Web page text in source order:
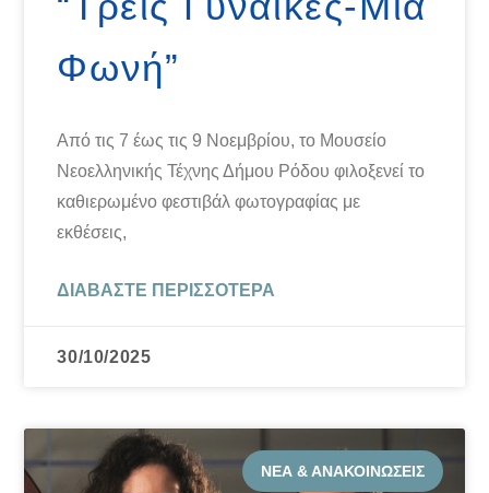
Φωνή”
Από τις 7 έως τις 9 Νοεμβρίου, το Μουσείο
Νεοελληνικής Τέχνης Δήμου Ρόδου φιλοξενεί το
καθιερωμένο φεστιβάλ φωτογραφίας με
εκθέσεις,
ΔΙΑΒΆΣΤΕ ΠΕΡΙΣΣΌΤΕΡΑ
30/10/2025
ΝΈΑ & ΑΝΑΚΟΙΝΏΣΕΙΣ